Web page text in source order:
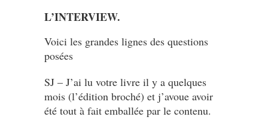
L’INTERVIEW.
Voici les grandes lignes des questions
posées
SJ – J’ai lu votre livre il y a quelques
mois (l’édition broché) et j’avoue avoir
été tout à fait emballée par le contenu.